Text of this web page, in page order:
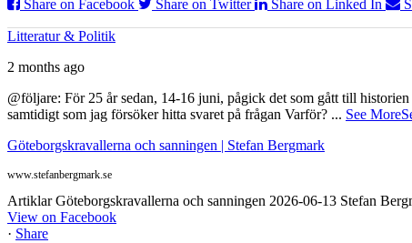
Share on Facebook
Share on Twitter Share on Linked In
Litteratur & Politik
2 months ago
@följare: För 25 år sedan, 14-16 juni, pågick det som gått till
samtidigt som jag försöker hitta svaret på frågan Varför? ... See More
Göteborgskravallerna och sanningen | Stefan Bergmark
www.stefanbergmark.se
Artiklar Göteborgskravallerna och sanningen 2026-06-13 Stefan
View on Facebook
· Share